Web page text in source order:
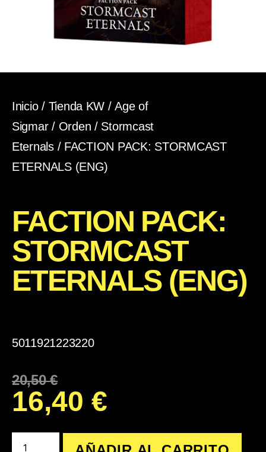
Inicio/ Tienda KW /Age of
Sigmar/ Orden / Stormcast
Eternals/ FACTION PACK: STORMCAST
ETERNALS (ENG)
FACTION PACK:
STORMCAST
ETERNALS (ENG)
5011921223220
20,50€
16,40 €